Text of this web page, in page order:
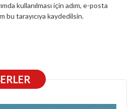
kullanılması için adım, e-posta
bu tarayıcıya kaydedilsin.